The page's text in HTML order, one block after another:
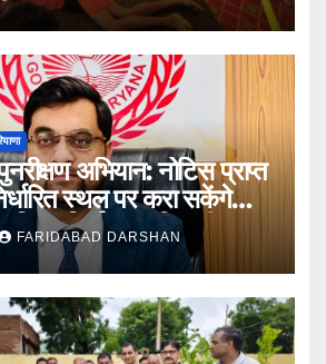
अभियान: नोटिस प्राप्त
स्थल पर करा सकेंगे
निर्वाचन अधिकारी आयुष
FARIDABAD DARSHAN